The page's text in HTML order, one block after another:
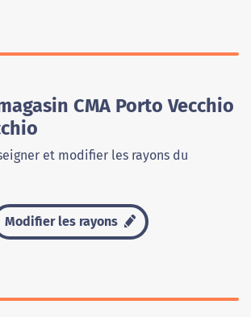
CMA Porto Vecchio
et modifier les rayons du
Modifier les rayons